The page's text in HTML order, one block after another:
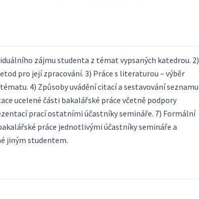
zájmu studenta z témat vypsaných katedrou. 2)
pro její zpracování. 3) Práce s literaturou – výběr
4) Způsoby uvádění citací a sestavování seznamu
ucelené části bakalářské práce včetně podpory
prací ostatními účastníky semináře. 7) Formální
práce jednotlivými účastníky semináře a
jiným studentem.